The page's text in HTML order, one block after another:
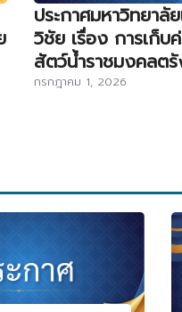
ประกาศมหาวิทยาลั
วิชัย เรื่อง การเก็
สัตว์น้ำราชมงคลต
กรกฎาคม 1, 2026